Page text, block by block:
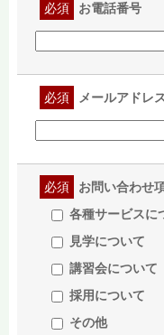
必須 お電話番号
必須 メールアドレ
必須
お問い合わせ
各種サービスに
見学について
講習会について
採用について
その他